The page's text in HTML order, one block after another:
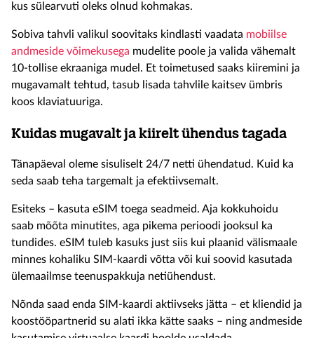
kus sülearvuti oleks olnud kohmakas.
Sobiva tahvli valikul soovitaks kindlasti vaadata mobiilse
andmeside võimekusega mudelite poole ja valida vähemalt
10-tollise ekraaniga mudel. Et toimetused saaks kiiremini ja
mugavamalt tehtud, tasub lisada tahvlile kaitsev ümbris
koos klaviatuuriga.
Kuidas mugavalt ja kiirelt ühendus tagada
Tänapäeval oleme sisuliselt 24/7 netti ühendatud. Kuid ka
seda saab teha targemalt ja efektiivsemalt.
Esiteks – kasuta eSIM toega seadmeid. Aja kokkuhoidu
saab mõõta minutites, aga pikema perioodi jooksul ka
tundides. eSIM tuleb kasuks just siis kui plaanid välismaale
minnes kohaliku SIM-kaardi võtta või kui soovid kasutada
ülemaailmse teenuspakkuja netiühendust.
Nõnda saad enda SIM-kaardi aktiivseks jätta – et kliendid ja
koostööpartnerid su alati ikka kätte saaks – ning andmeside